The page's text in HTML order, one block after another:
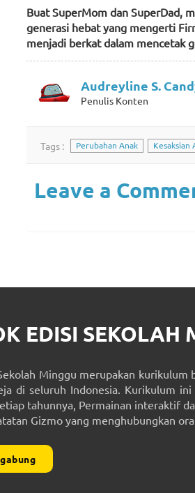
Buat SuperMom dan SuperDad,
generasi hebat yang mengerti
menjadi berkat dalam mencetak
Audreyline S.
Penulis Konten
Tags : Perubahan Anak Kesaksian
Leave a
EDISI SEKOLAH
Minggu merupakan kurikulum
di seluruh Indonesia. Kurikulum
tahunnya, Permainan interaktif
Gizmo yang menghubungkan